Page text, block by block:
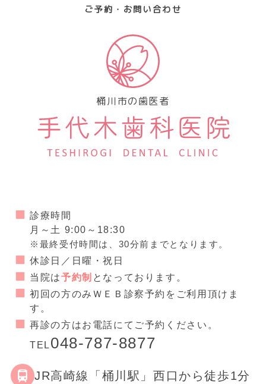
ご予約・お問い合わせ
桶川市の歯医者
診療時間
月～土 9:00～18:30
※最終受付時間は、30分前までとなります。
休診日／日曜・祝日
当院は予約制 となっております。
初回の方のみＷＥＢ診察予約をご利用頂けま
す。
再診の方はお電話にてご予約ください。
TEL 048-787-8877
JR高崎線「桶川駅」西口から徒歩1分